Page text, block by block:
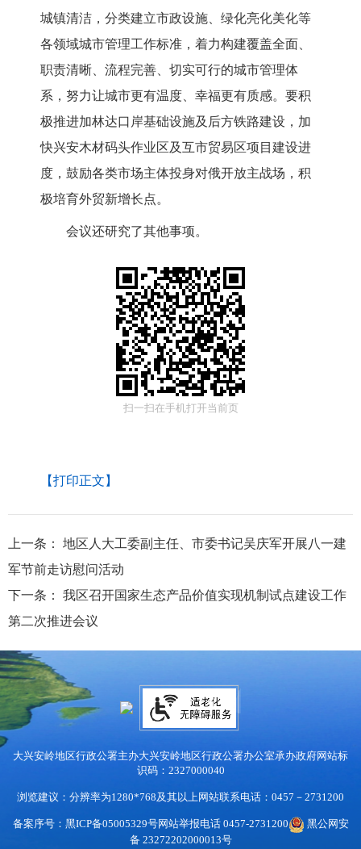
城镇清洁， 分类建立市政设施、 绿化亮化美化等
各领域城市管理工作标准 ， 着力构建覆盖全面、
职责清晰、流程完善、切实可行的城市管理体
系 ，努力让城市更有温度、幸福更有质感。要积
极推进加林达口岸基础设施及后方铁路建设，加
快兴安木材码头作业区及互市贸易区项目 建设进
度，鼓励各类市场主体投身对俄开放主战场，积
极培育外贸新增长点。
会议还研究了其他事项。
扫一扫在手机打开当前页
【打印正文】
上一条：
地区人大工委副主任、市委书记吴庆军开展八一建
军节前走访慰问活动
下一条：
我区召开国家生态产品价值实现机制试点建设工作
第二次推进会议
大兴安岭地区行政公署主办大兴安岭地区行政公署办公室承办政府网站标
识码：2327000040
浏览建议：分辨率为1280*768及其以上网站联系电话：0457－2731200
备案序号：黑ICP备05005329号网站举报电话 0457-2731200
黑公网安
备 23272202000013号